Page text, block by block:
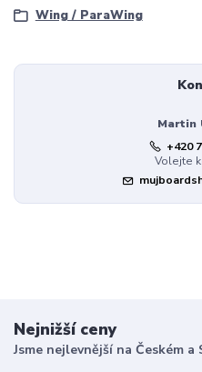
Wing / ParaWing
Martin
+420
Volejte
Nejnižší ceny
Jsme nejlevnější na Českém